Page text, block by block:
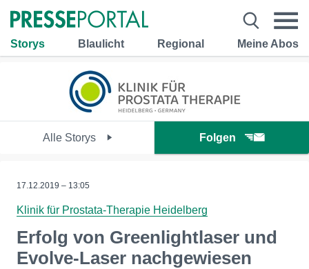
Storys Blaulicht Regional Meine Abos
Alle Storys Folgen
17.12.2019 – 13:05
Klinik für Prostata-Therapie Heidelberg
Erfolg von Greenlightlaser und
Evolve-Laser nachgewiesen